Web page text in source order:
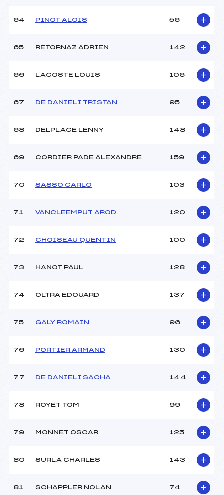
64 PINOT ALOIS 56
65 RETORNAZ ADRIEN 142
66 LACOSTE LOUIS 106
67 DE DANIELI TRISTAN 95
68 DELPLACE LENNY 148
69 CORDIER PADE ALEXANDRE 159
70 SASSO CARLO 103
71 VANCLEEMPUT AROD 120
72 CHOISEAU QUENTIN 100
73 HANOT PAUL 128
74 OLTRA EDOUARD 137
75 GALY ROMAIN 96
76 PORTIER ARMAND 130
77 DE DANIELI SACHA 144
78 ROYET TOM 99
79 MONNET OSCAR 125
80 SURLA CHARLES 143
81 SCHAPPLER NOLAN 74